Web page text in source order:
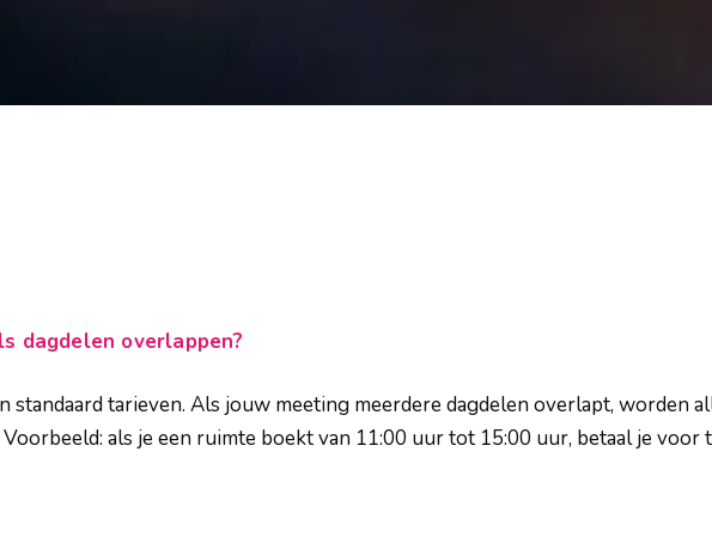
dagdelen overlappen?
standaard tarieven. Als jouw meeting meerdere dagdelen overlapt, worden
als je een ruimte boekt van 11:00 uur tot 15:00 uur, betaal je voor